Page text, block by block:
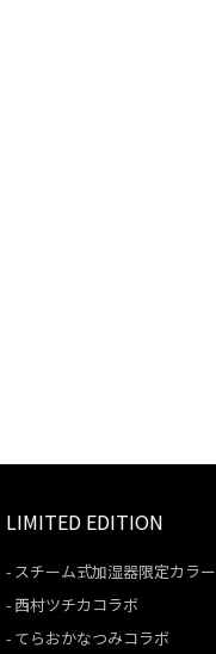
LIMITED EDITION
スチーム式加湿器限定カラー
西村ツチカコラボ
てらおかなつみコラボ